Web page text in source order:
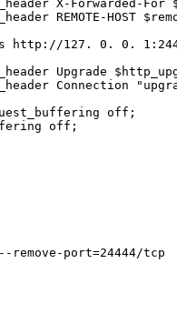
X-Forwarded-For
REMOTE-HOST
http://127. 0. 0.
Upgrade
Connection
off;
off;
port=24444/tcp